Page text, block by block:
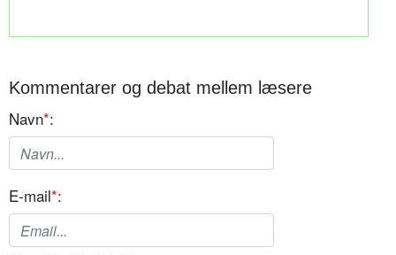
Kommentarer og debat mellem læsere
Navn*:
E-mail*: